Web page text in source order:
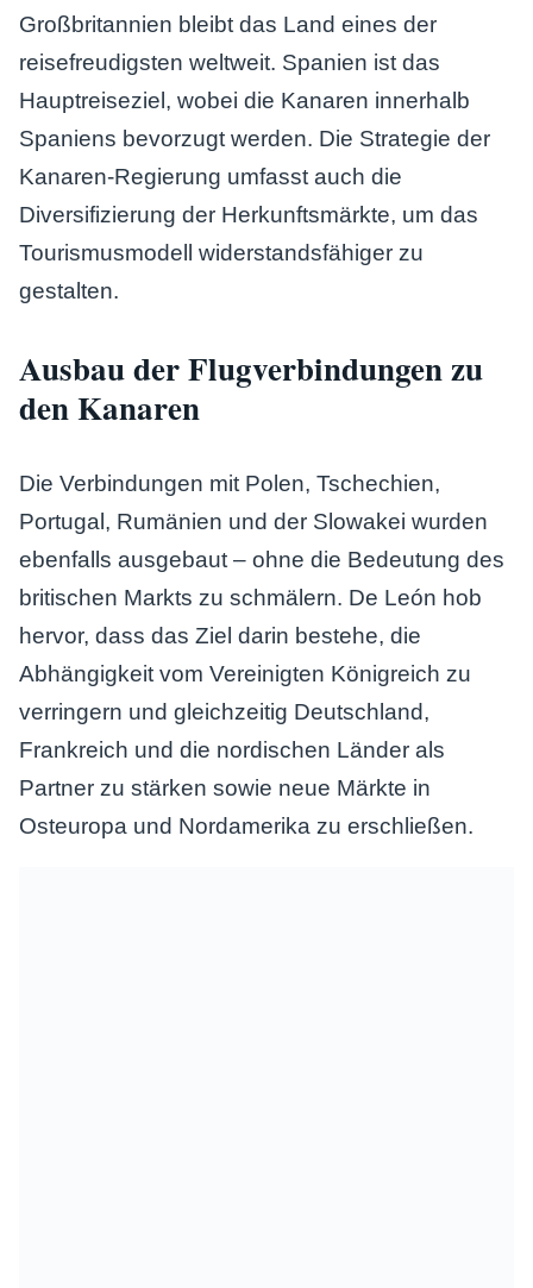
Großbritannien bleibt das Land eines der
reisefreudigsten weltweit. Spanien ist das
Hauptreiseziel, wobei die Kanaren innerhalb
Spaniens bevorzugt werden. Die Strategie der
Kanaren-Regierung umfasst auch die
Diversifizierung der Herkunftsmärkte, um das
Tourismusmodell widerstandsfähiger zu
gestalten.
Ausbau der Flugverbindungen zu
den Kanaren
Die Verbindungen mit Polen, Tschechien,
Portugal, Rumänien und der Slowakei wurden
ebenfalls ausgebaut – ohne die Bedeutung des
britischen Markts zu schmälern. De León hob
hervor, dass das Ziel darin bestehe, die
Abhängigkeit vom Vereinigten Königreich zu
verringern und gleichzeitig Deutschland,
Frankreich und die nordischen Länder als
Partner zu stärken sowie neue Märkte in
Osteuropa und Nordamerika zu erschließen.